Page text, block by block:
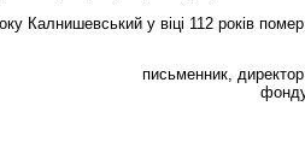
Калнишевський у віці 112 років
письменник, директор